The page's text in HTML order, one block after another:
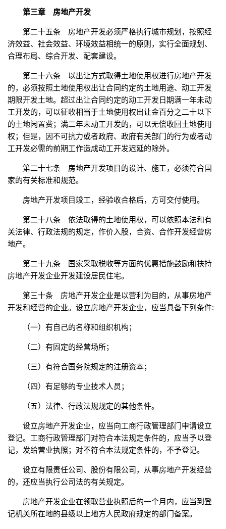
第三章 房地产开发
第二十五条 房地产开发必须严格执行城市规划，按照经
济效益、社会效益、环境效益相统一的原则，实行全面规划、
合理布局、综合开发、配套建设。
第二十六条 以出让方式取得土地使用权进行房地产开发
的，必须按照土地使用权出让合同约定的土地用途、动工开发
期限开发土地。超过出让合同约定的动工开发日期满一年未动
工开发的，可以征收相当于土地使用权出让金百分之二十以下
的土地闲置费；满二年未动工开发的，可以无偿收回土地使用
权；但是，因不可抗力或者政府、政府有关部门的行为或者动
工开发必需的前期工作造成动工开发迟延的除外。
第二十七条 房地产开发项目的设计、施工，必须符合国
家的有关标准和规范。
房地产开发项目竣工，经验收合格后，方可交付使用。
第二十八条 依法取得的土地使用权，可以依照本法和有
关法律、行政法规的规定，作价入股，合资、合作开发经营房
地产。
第二十九条 国家采取税收等方面的优惠措施鼓励和扶持
房地产开发企业开发建设居民住宅。
第三十条 房地产开发企业是以营利为目的，从事房地产
开发和经营的企业。设立房地产开发企业，应当具备下列条件:
（一）有自己的名称和组织机构；
（二）有固定的经营场所；
（三）有符合国务院规定的注册资本；
（四）有足够的专业技术人员；
（五）法律、行政法规规定的其他条件。
设立房地产开发企业，应当向工商行政管理部门申请设立
登记。工商行政管理部门对符合本法规定条件的，应当予以登
记，发给营业执照；对不符合本法规定条件的，不予登记。
设立有限责任公司、股份有限公司，从事房地产开发经营
的，还应当执行公司法的有关规定。
房地产开发企业在领取营业执照后的一个月内，应当到登
记机关所在地的县级以上地方人民政府规定的部门备案。